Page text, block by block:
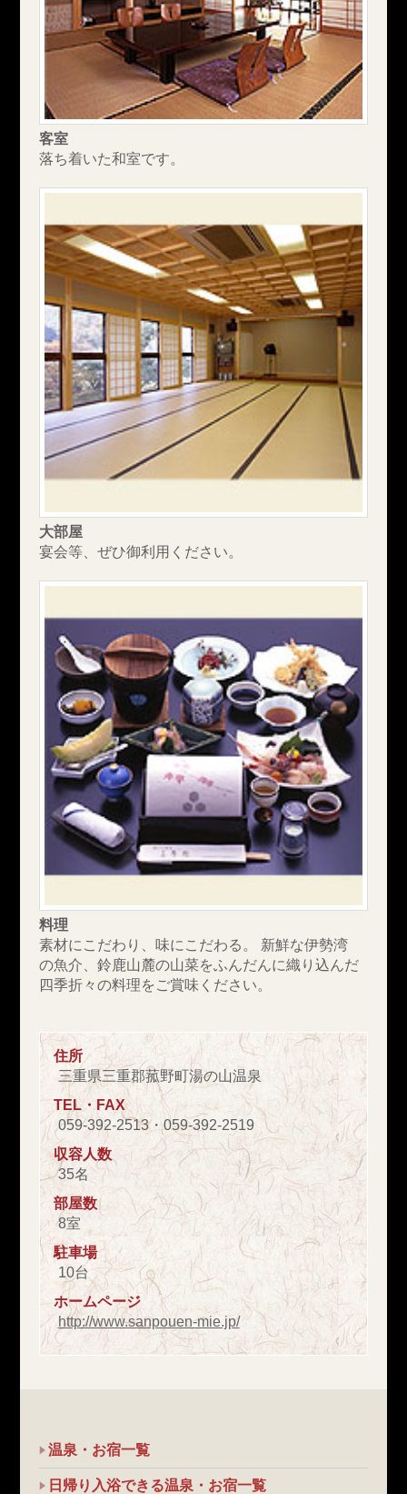
客室
落ち着いた和室です。
大部屋
宴会等、ぜひ御利用ください。
料理
素材にこだわり、味にこだわる。 新鮮な伊勢湾
の魚介、鈴鹿山麓の山菜をふんだんに織り込んだ
四季折々の料理をご賞味ください。
住所
三重県三重郡菰野町湯の山温泉
TEL・FAX
059-392-2513・059-392-2519
収容人数
35名
部屋数
8室
駐車場
10台
ホームページ
http://www.sanpouen-mie.jp/
温泉・お宿一覧
日帰り入浴できる温泉・お宿一覧